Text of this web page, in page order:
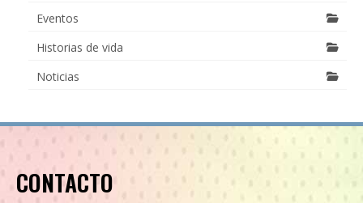
Eventos
Historias de vida
Noticias
CONTACTO